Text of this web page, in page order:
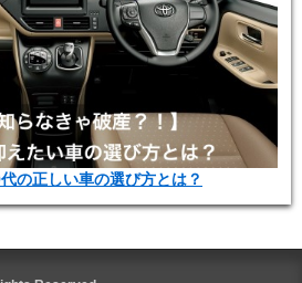
の正しい車の選び方とは？